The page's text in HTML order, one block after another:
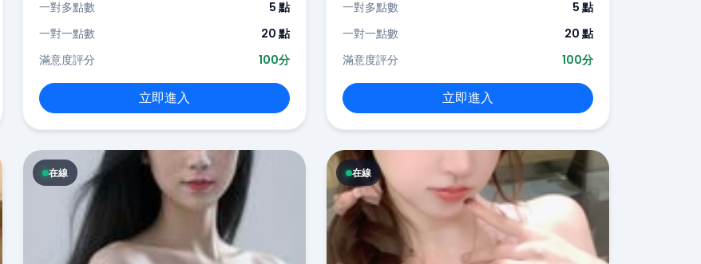
一對多點數
5 點
一對一點數
20 點
滿意度評分
100分
立即進入
一對多點數
5 點
一對一點數
20 點
滿意度評分
100分
立即進入
在線 在線